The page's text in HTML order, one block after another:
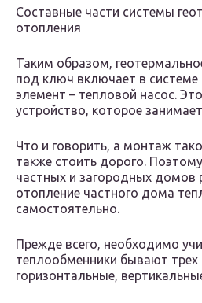
Составные части системы
отопления
Таким образом,
под ключ включает в
элемент – тепловой насос.
устройство, которое
Что и говорить, а монтаж
также стоить дорого.
частных и загородных домов
отопление частного дома
самостоятельно.
Прежде всего, необходимо
теплообменники бывают трех
горизонтальные,